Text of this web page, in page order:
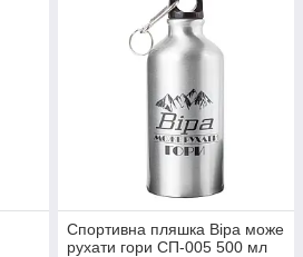
Спортивна пляшка Віра може
рухати гори СП-005 500 мл